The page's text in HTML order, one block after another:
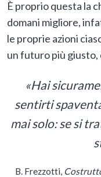
È proprio questa la
domani migliore,
le proprie azioni
un futuro più giusto,
«Hai
sentirti
mai solo: se si
B. Frezzotti,